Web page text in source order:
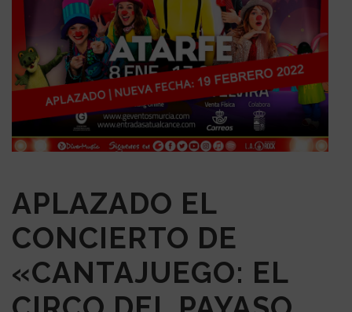
APLAZADO EL
CONCIERTO DE
«CANTAJUEGO: EL